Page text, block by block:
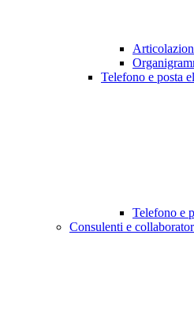
Telefono e posta
Telefono e
Consulenti e